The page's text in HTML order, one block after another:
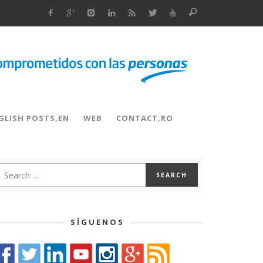
POSTS,EN WEB CONTACT,RO
SÍGUENOS